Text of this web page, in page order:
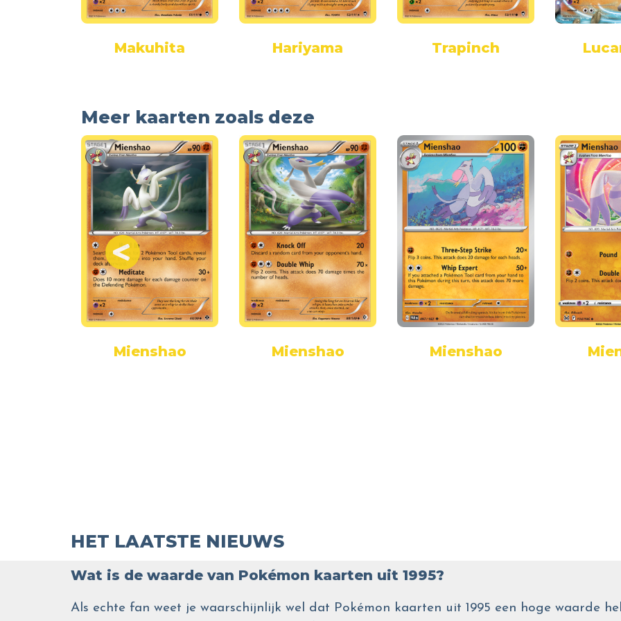
Makuhita Hariyama Trapinch
Meer kaarten zoals deze
Mienshao Mienshao Mienshao
HET LAATSTE NIEUWS
Wat is de waarde van Pokémon kaarten uit 1995?
Als echte fan weet je waarschijnlijk wel dat Pokémon kaarten uit 1995 een hoge waarde